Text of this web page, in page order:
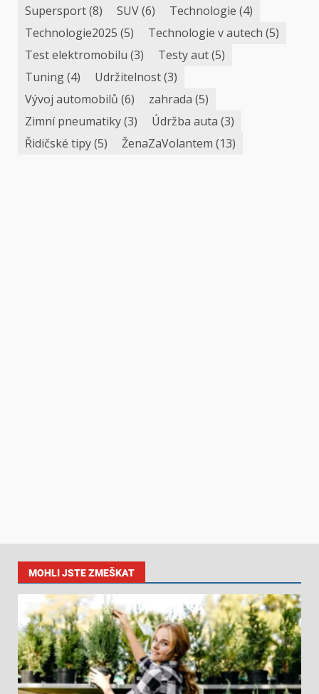
Supersport(8) SUV(6) Technologie (4)
Technologie2025 (5) Technologie v autech (5)
Test elektromobilu (3) Testy aut(5)
Tuning(4) Udržitelnost(3)
Vývoj automobilů (6) zahrada (5)
Zimní pneumatiky(3) Údržba auta (3)
Řidičské tipy(5) ŽenaZaVolantem (13)
MOHLI JSTE ZMEŠKAT